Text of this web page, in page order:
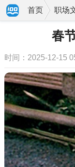
首页 职场
春
时间：2025-12-15